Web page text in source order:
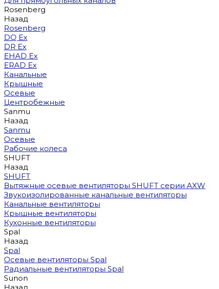
Rosenberg
Назад
Rosenberg
DQ Ex
DR Ex
EHAD Ex
ERAD Ex
Канальные
Крышные
Осевые
Центробежные
Sanmu
Назад
Sanmu
Осевые
Рабочие колеса
SHUFT
Назад
SHUFT
Вытяжные осевые вентиляторы SHUFT серии AXW
Звукоизолированные канальные вентиляторы
Канальные вентиляторы
Крышные вентиляторы
Кухонные вентиляторы
Spal
Назад
Spal
Осевые вентиляторы Spal
Радиальные вентиляторы Spal
Sunon